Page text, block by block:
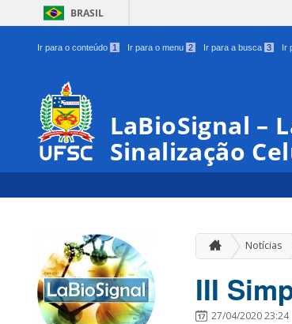
BRASIL
Ir para o conteúdo 1 Ir para o menu 2 Ir para a busca 3 Ir
LaBioSignal –
Sinalização
Notícias
III
27/04/2020 23:24